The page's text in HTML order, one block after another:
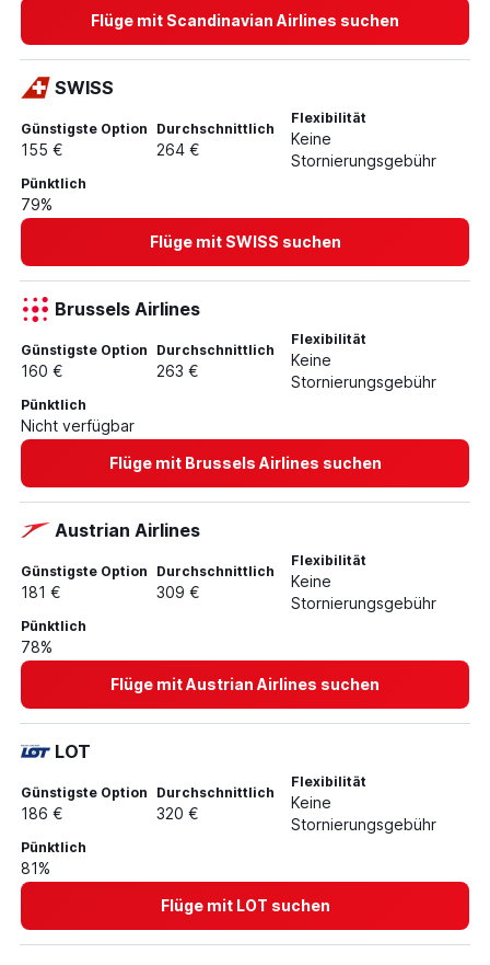
Flüge mit Scandinavian Airlines suchen
SWISS
Günstigste Option
155 €
Durchschnittlich
264 €
Flexibilität
Keine
Stornierungsgebühr
Pünktlich
79%
Flüge mit SWISS suchen
Brussels Airlines
Günstigste Option
160 €
Durchschnittlich
263 €
Flexibilität
Keine
Stornierungsgebühr
Pünktlich
Nicht verfügbar
Flüge mit Brussels Airlines suchen
Austrian Airlines
Günstigste Option
181 €
Durchschnittlich
309 €
Flexibilität
Keine
Stornierungsgebühr
Pünktlich
78%
Flüge mit Austrian Airlines suchen
LOT
Günstigste Option
186 €
Durchschnittlich
320 €
Flexibilität
Keine
Stornierungsgebühr
Pünktlich
81%
Flüge mit LOT suchen